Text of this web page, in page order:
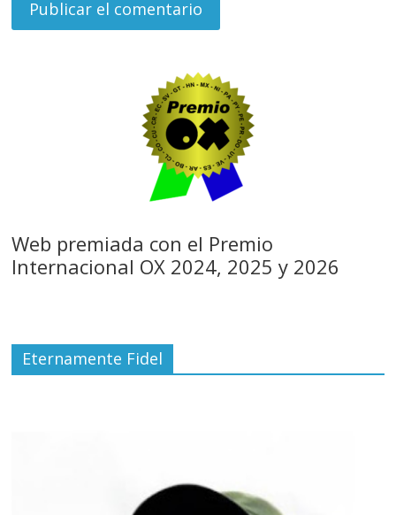
Web premiada con el Premio
Internacional OX 2024, 2025 y 2026
Eternamente Fidel